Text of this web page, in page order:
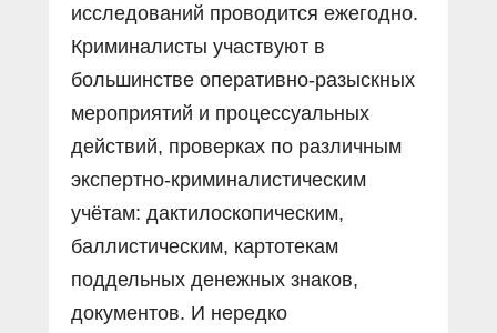
исследований проводится ежегодно.
Криминалисты участвуют в
большинстве оперативно-разыскных
мероприятий и процессуальных
действий, проверках по различным
экспертно-криминалистическим
учётам: дактилоскопическим,
баллистическим, картотекам
поддельных денежных знаков,
документов. И нередко